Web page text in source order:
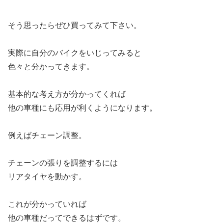
そう思ったらぜひ買ってみて下さい。
実際に自分のバイクをいじってみると
色々と分かってきます。
基本的な考え方が分かってくれば
他の車種にも応用が利くようになります。
例えばチェーン調整。
チェーンの張りを調整するには
リアタイヤを動かす。
これが分かっていれば
他の車種だってできるはずです。